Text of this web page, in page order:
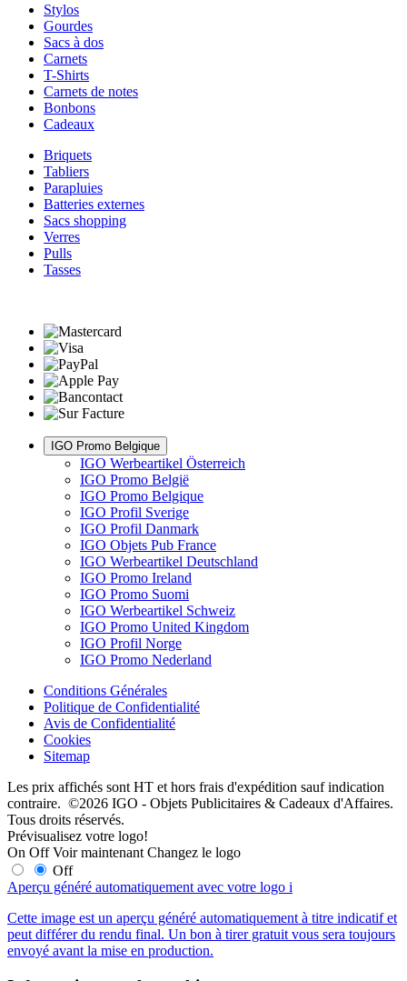
Stylos
Gourdes
Sacs à dos
Carnets
T-Shirts
Carnets de notes
Bonbons
Cadeaux
Briquets
Tabliers
Parapluies
Batteries externes
Sacs shopping
Verres
Pulls
Tasses
IGO Promo Belgique
IGO Werbeartikel Österreich
IGO Promo België
IGO Promo Belgique
IGO Profil Sverige
IGO Profil Danmark
IGO Objets Pub France
IGO Werbeartikel Deutschland
IGO Promo Ireland
IGO Promo Suomi
IGO Werbeartikel Schweiz
IGO Promo United Kingdom
IGO Profil Norge
IGO Promo Nederland
Conditions Générales
Politique de Confidentialité
Avis de Confidentialité
Cookies
Sitemap
Les prix affichés sont HT et hors frais d'expédition sauf indication
contraire. ©2026 IGO - Objets Publicitaires & Cadeaux d'Affaires.
Tous droits réservés.
Prévisualisez votre logo!
On Off Voir maintenant Changez le logo
Off
Aperçu généré automatiquement avec votre logo i
Cette image est un aperçu généré automatiquement à titre indicatif et
peut différer du rendu final. Un bon à tirer gratuit vous sera toujours
envoyé avant la mise en production.